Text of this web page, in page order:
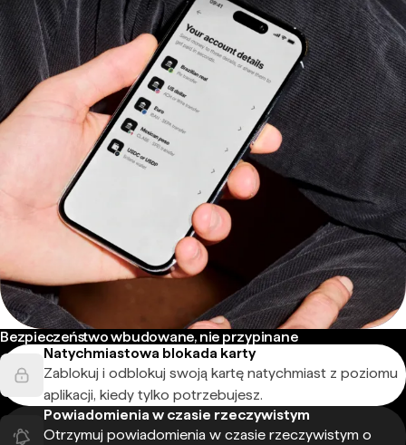
Bezpieczeństwo wbudowane, nie przypinane
Natychmiastowa blokada karty
Zablokuj i odblokuj swoją kartę natychmiast z poziomu
aplikacji, kiedy tylko potrzebujesz.
Powiadomienia w czasie rzeczywistym
Otrzymuj powiadomienia w czasie rzeczywistym o